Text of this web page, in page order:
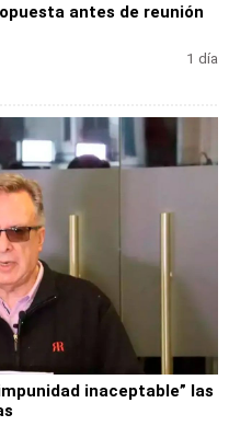
antes de reunión
1 día
inaceptable” las